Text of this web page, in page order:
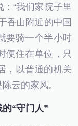
“我们家院子里
香山附近的中国
要骑一个半小时
便住在单位，只
，以普通的机关
云的家风。
“守门人”